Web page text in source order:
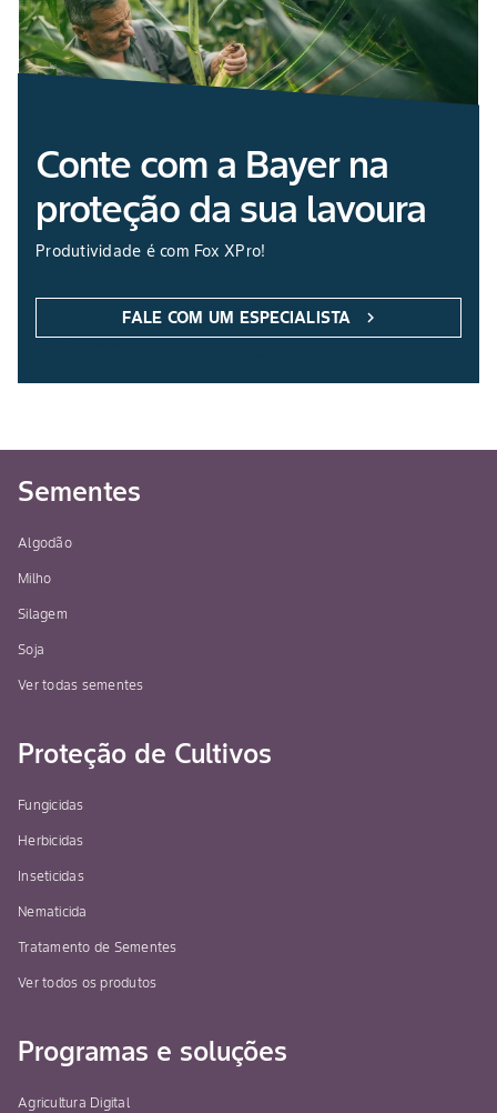
Conte com a Bayer na
proteção da sua lavoura
Produtividade é com Fox XPro!
FALE COM UM ESPECIALISTA chevron_right
Sementes
Algodão
Milho
Silagem
Soja
Ver todas sementes
Proteção de Cultivos
Fungicidas
Herbicidas
Inseticidas
Nematicida
Tratamento de Sementes
Ver todos os produtos
Programas e soluções
Agricultura Digital